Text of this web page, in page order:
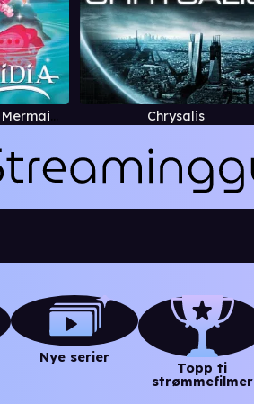
Barbie Fairytopia: Mermaidia Chrysalis
Nye serier
Topp ti
strømmefilmer